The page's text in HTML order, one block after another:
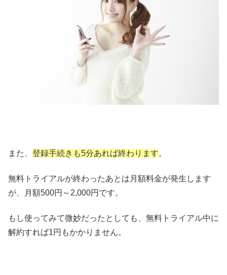
また、 登録手続きも5分あれば終わります。
無料トライアルが終わったあとは月額料金が発生します
が、月額500円～2,000円です。
もし使ってみて微妙だったとしても、無料トライアル中に
解約すれば1円もかかりません。